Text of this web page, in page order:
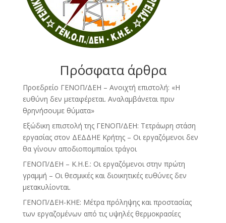
Πρόσφατα άρθρα
Προεδρείο ΓΕΝΟΠ/ΔΕΗ – Ανοιχτή επιστολή: «Η
ευθύνη δεν μεταφέρεται. Αναλαμβάνεται πριν
θρηνήσουμε θύματα»
Εξώδικη επιστολή της ΓΕΝΟΠ/ΔΕΗ: Τετράωρη στάση
εργασίας στον ΔΕΔΔΗΕ Κρήτης – Οι εργαζόμενοι δεν
θα γίνουν αποδιοπομπαίοι τράγοι
ΓΕΝΟΠ/ΔΕΗ – Κ.Η.Ε.: Οι εργαζόμενοι στην πρώτη
γραμμή – Οι θεσμικές και διοικητικές ευθύνες δεν
μετακυλίονται.
ΓΕΝΟΠ/ΔΕΗ-ΚΗΕ: Μέτρα πρόληψης και προστασίας
των εργαζομένων από τις υψηλές θερμοκρασίες